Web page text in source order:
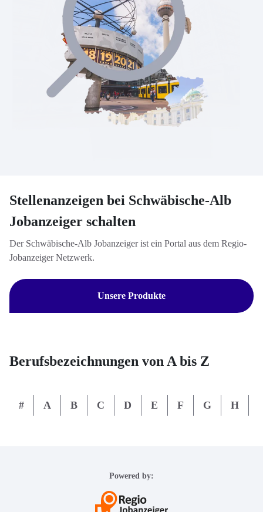
Stellenanzeigen bei Schwäbische-Alb
Jobanzeiger schalten
Der Schwäbische-Alb Jobanzeiger ist ein Portal aus dem Regio-
Jobanzeiger Netzwerk.
Unsere Produkte
Berufsbezeichnungen von A bis Z
# A B C D E F G H
Powered by: